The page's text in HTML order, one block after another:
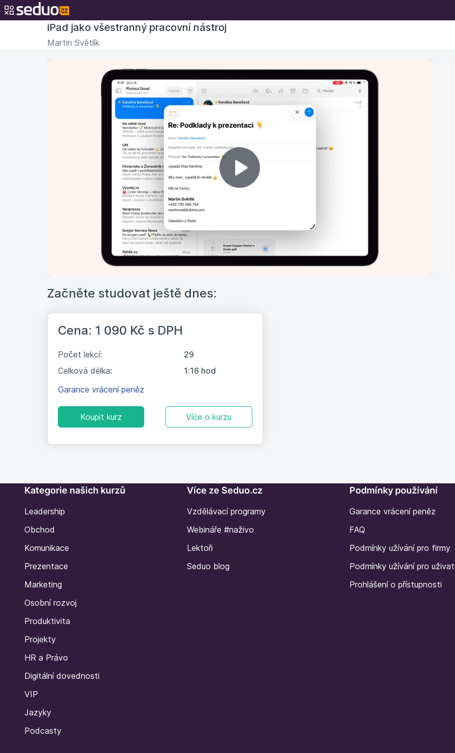
iPad jako všestranný pracovní nástroj
Martin Světlík
Přehrát
Následující lekce není přístupná k
vyzkoušení
Začněte studovat ještě dnes:
Cena: 1 090 Kč s DPH
Počet lekcí:
29
Celková délka:
1:16 hod
Garance vrácení peněz
Koupit kurz Více o kurzu
Kategorie našich kurzů
Leadership
Obchod
Komunikace
Prezentace
Marketing
Osobní rozvoj
Produktivita
Projekty
HR a Právo
Digitální dovednosti
VIP
Jazyky
Podcasty
Více ze Seduo.cz
Vzdělávací programy
Webináře #naživo
Lektoři
Seduo blog
Podmínky používání
Garance vrácení peněz
FAQ
Podmínky užívání pro firmy
Podmínky užívání pro
Prohlášení o přístupnosti